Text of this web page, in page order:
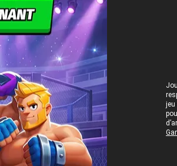
jeu